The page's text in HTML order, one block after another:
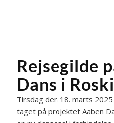
Rejsegilde
Dans i
Tirsdag den 18. marts
taget på projektet Aaben